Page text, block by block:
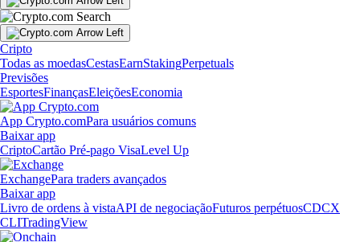
Cripto
Todas as moedasCestasEarnStakingPerpetuals
Previsões
EsportesFinançasEleiçõesEconomia
App Crypto.comPara usuários comuns
Baixar app
CriptoCartão Pré-pago VisaLevel Up
ExchangePara traders avançados
Baixar app
Livro de ordens à vistaAPI de negociaçãoFuturos perpétuosCDCX
CLITradingView